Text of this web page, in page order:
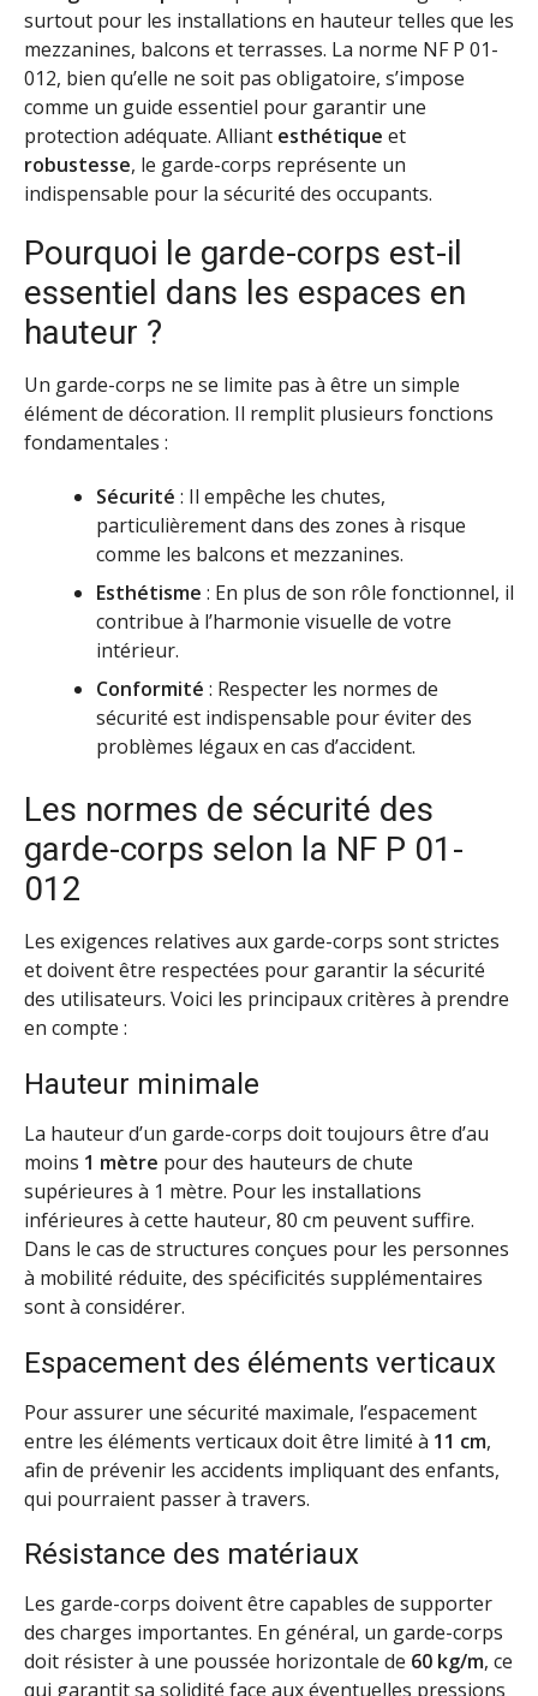
surtout pour les installations en hauteur telles que les
mezzanines, balcons et terrasses. La norme NF P 01-
012, bien qu’elle ne soit pas obligatoire, s’impose
comme un guide essentiel pour garantir une
protection adéquate. Alliant esthétique et
robustesse, le garde-corps représente un
indispensable pour la sécurité des occupants.
Pourquoi le garde-corps est-il
essentiel dans les espaces en
hauteur ?
Un garde-corps ne se limite pas à être un simple
élément de décoration. Il remplit plusieurs fonctions
fondamentales :
Sécurité : Il empêche les chutes,
particulièrement dans des zones à risque
comme les balcons et mezzanines.
Esthétisme : En plus de son rôle fonctionnel, il
contribue à l’harmonie visuelle de votre
intérieur.
Conformité : Respecter les normes de
sécurité est indispensable pour éviter des
problèmes légaux en cas d’accident.
Les normes de sécurité des
garde-corps selon la NF P 01-
012
Les exigences relatives aux garde-corps sont strictes
et doivent être respectées pour garantir la sécurité
des utilisateurs. Voici les principaux critères à prendre
en compte :
Hauteur minimale
La hauteur d’un garde-corps doit toujours être d’au
moins 1 mètre pour des hauteurs de chute
supérieures à 1 mètre. Pour les installations
inférieures à cette hauteur, 80 cm peuvent suffire.
Dans le cas de structures conçues pour les personnes
à mobilité réduite, des spécificités supplémentaires
sont à considérer.
Espacement des éléments verticaux
Pour assurer une sécurité maximale, l’espacement
entre les éléments verticaux doit être limité à 11 cm,
afin de prévenir les accidents impliquant des enfants,
qui pourraient passer à travers.
Résistance des matériaux
Les garde-corps doivent être capables de supporter
des charges importantes. En général, un garde-corps
doit résister à une poussée horizontale de 60 kg/m, ce
qui garantit sa solidité face aux éventuelles pressions